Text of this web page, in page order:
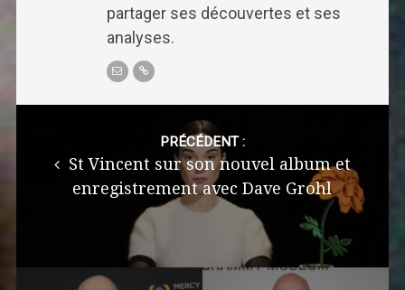
partager ses découvertes et ses
analyses.
PRÉCÉDENT :
St Vincent sur son nouvel album et
enregistrement avec Dave Grohl